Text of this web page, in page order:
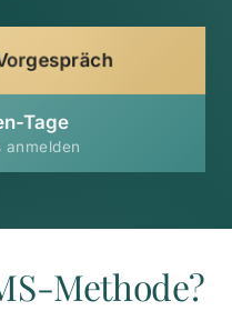
Tage
Methode?